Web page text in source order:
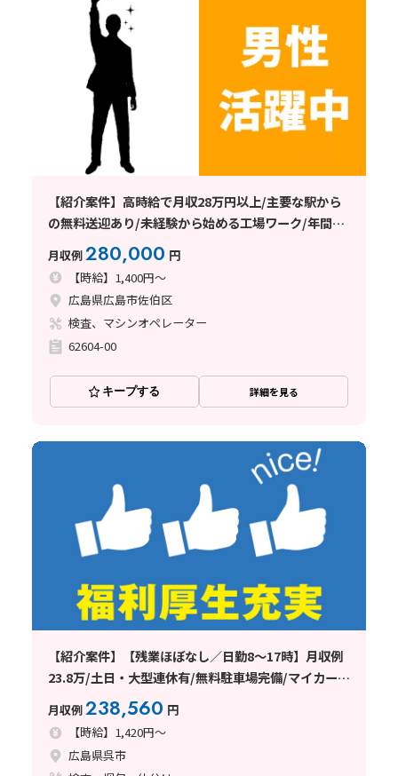
【紹介案件】高時給で月収28万円以上/主要な駅から
の無料送迎あり/未経験から始める工場ワーク/年間休
日120日以上
月収例280,000 円
【時給】1,400円～
広島県広島市佐伯区
検査、マシンオペレーター
62604-00
キープする 詳細を見る
【紹介案件】【残業ほぼなし／日勤8～17時】月収例
23.8万/土日・大型連休有/無料駐車場完備/マイカー通
月収例238,560 円
【時給】1,420円～
広島県呉市